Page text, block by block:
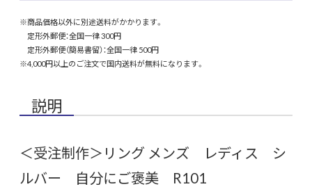
※商品価格以外に別途送料がかかります。
定形外郵便：全国一律 300円
定形外郵便（簡易書留）：全国一律 500円
※4,000円以上のご注文で国内送料が無料になります。
説明
＜受注制作＞リング メンズ レディス シ
ルバー 自分にご褒美 R101